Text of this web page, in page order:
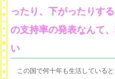
ったり、下がったりす
の支持率の発表なんて
い
この国で何十年も生活していると